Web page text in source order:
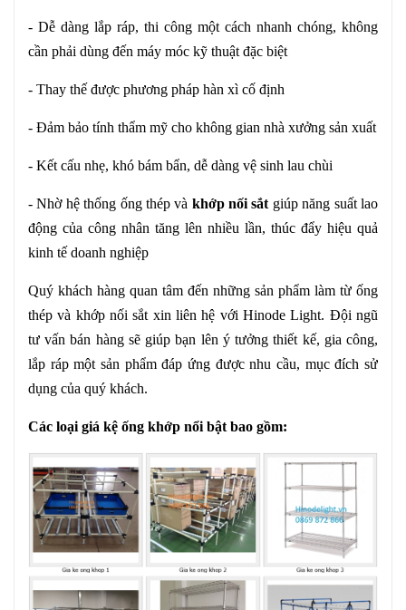
- Dễ dàng lắp ráp, thi công một cách nhanh chóng, không
cần phải dùng đến máy móc kỹ thuật đặc biệt
- Thay thế được phương pháp hàn xì cố định
- Đảm bảo tính thẩm mỹ cho không gian nhà xưởng sản xuất
- Kết cấu nhẹ, khó bám bẩn, dễ dàng vệ sinh lau chùi
- Nhờ hệ thống ống thép và khớp nối sắt giúp năng suất lao
động của công nhân tăng lên nhiều lần, thúc đẩy hiệu quả
kinh tế doanh nghiệp
Quý khách hàng quan tâm đến những sản phẩm làm từ ống
thép và khớp nối sắt xin liên hệ với Hinode Light. Đội ngũ
tư vấn bán hàng sẽ giúp bạn lên ý tưởng thiết kế, gia công,
lắp ráp một sản phẩm đáp ứng được nhu cầu, mục đích sử
dụng của quý khách.
Các loại giá kệ ống khớp nổi bật bao gồm: